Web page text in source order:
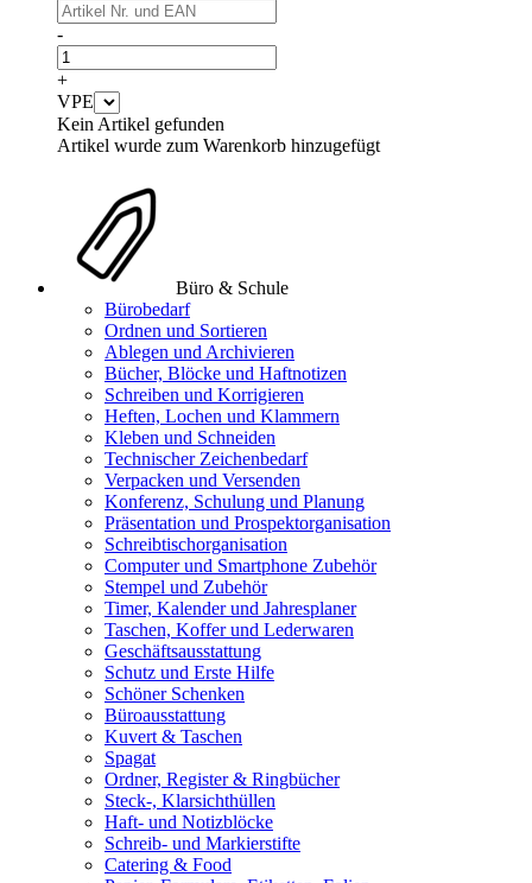
-
+
VPE
Kein Artikel gefunden
Artikel wurde zum Warenkorb hinzugefügt
Büro & Schule
Bürobedarf
Ordnen und Sortieren
Ablegen und Archivieren
Bücher, Blöcke und Haftnotizen
Schreiben und Korrigieren
Heften, Lochen und Klammern
Kleben und Schneiden
Technischer Zeichenbedarf
Verpacken und Versenden
Konferenz, Schulung und Planung
Präsentation und Prospektorganisation
Schreibtischorganisation
Computer und Smartphone Zubehör
Stempel und Zubehör
Timer, Kalender und Jahresplaner
Taschen, Koffer und Lederwaren
Geschäftsausstattung
Schutz und Erste Hilfe
Schöner Schenken
Büroausstattung
Kuvert & Taschen
Spagat
Ordner, Register & Ringbücher
Steck-, Klarsichthüllen
Haft- und Notizblöcke
Schreib- und Markierstifte
Catering & Food